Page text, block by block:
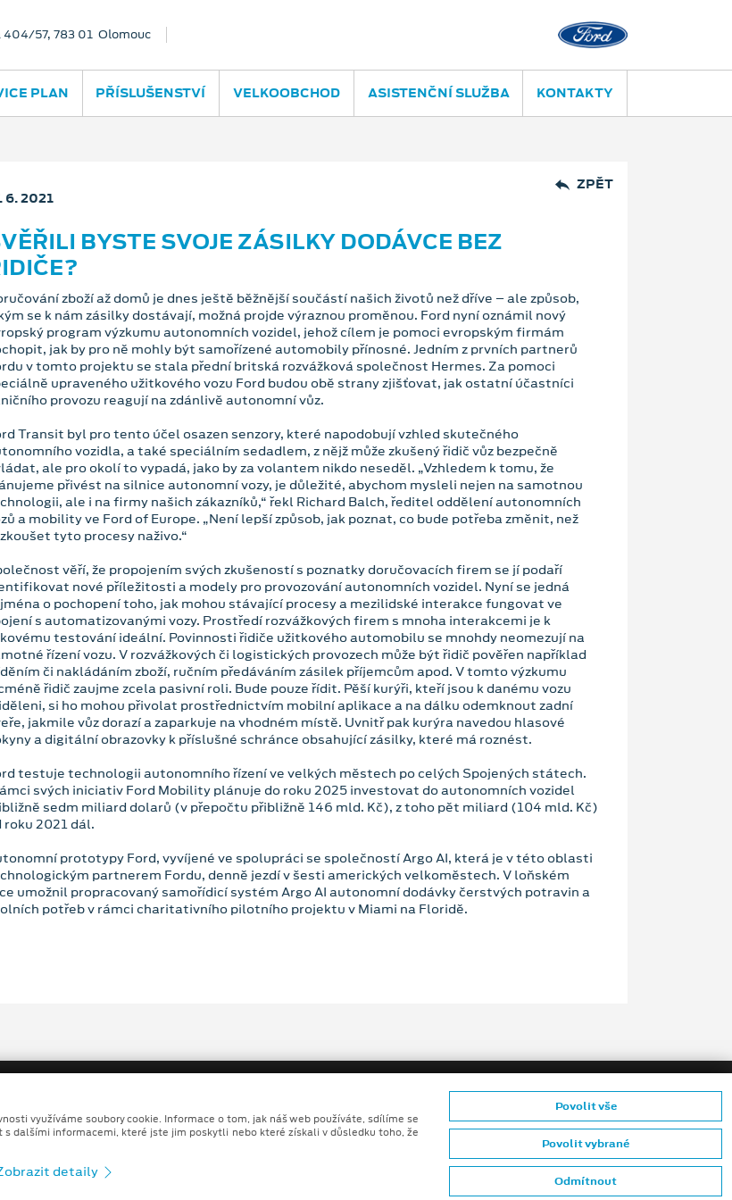
404/57, 783 01 Olomouc
PLAN PŘÍSLUŠENSTVÍ VELKOOBCHOD ASISTENČNÍ SLUŽBA KONTAKTY
ZPĚT
6. 2021
BYSTE SVOJE ZÁSILKY DODÁVCE BEZ
zboží až domů je dnes ještě běžnější součástí našich životů než dříve – ale způsob,
se k nám zásilky dostávají, možná projde výraznou proměnou. Ford nyní oznámil nový
program výzkumu autonomních vozidel, jehož cílem je pomoci evropským firmám
jak by pro ně mohly být samořízené automobily přínosné. Jedním z prvních partnerů
v tomto projektu se stala přední britská rozvážková společnost Hermes. Za pomoci
upraveného užitkového vozu Ford budou obě strany zjišťovat, jak ostatní účastníci
provozu reagují na zdánlivě autonomní vůz.
Transit byl pro tento účel osazen senzory, které napodobují vzhled skutečného
vozidla, a také speciálním sedadlem, z nějž může zkušený řidič vůz bezpečně
ale pro okolí to vypadá, jako by za volantem nikdo neseděl. „Vzhledem k tomu, že
přivést na silnice autonomní vozy, je důležité, abychom mysleli nejen na samotnou
ale i na firmy našich zákazníků,“ řekl Richard Balch, ředitel oddělení autonomních
a mobility ve Ford of Europe. „Není lepší způsob, jak poznat, co bude potřeba změnit, než
tyto procesy naživo.“
věří, že propojením svých zkušeností s poznatky doručovacích firem se jí podaří
nové příležitosti a modely pro provozování autonomních vozidel. Nyní se jedná
o pochopení toho, jak mohou stávající procesy a mezilidské interakce fungovat ve
s automatizovanými vozy. Prostředí rozvážkových firem s mnoha interakcemi je k
testování ideální. Povinnosti řidiče užitkového automobilu se mnohdy neomezují na
řízení vozu. V rozvážkových či logistických provozech může být řidič pověřen například
či nakládáním zboží, ručním předáváním zásilek příjemcům apod. V tomto výzkumu
řidič zaujme zcela pasivní roli. Bude pouze řídit. Pěší kurýři, kteří jsou k danému vozu
si ho mohou přivolat prostřednictvím mobilní aplikace a na dálku odemknout zadní
jakmile vůz dorazí a zaparkuje na vhodném místě. Uvnitř pak kurýra navedou hlasové
a digitální obrazovky k příslušné schránce obsahující zásilky, které má roznést.
testuje technologii autonomního řízení ve velkých městech po celých Spojených státech.
svých iniciativ Ford Mobility plánuje do roku 2025 investovat do autonomních vozidel
sedm miliard dolarů (v přepočtu přibližně 146 mld. Kč), z toho pět miliard (104 mld. Kč)
roku 2021 dál.
prototypy Ford, vyvíjené ve spolupráci se společností Argo AI, která je v této oblasti
partnerem Fordu, denně jezdí v šesti amerických velkoměstech. V loňském
umožnil propracovaný samořídicí systém Argo AI autonomní dodávky čerstvých potravin a
potřeb v rámci charitativního pilotního projektu v Miami na Floridě.
osobních údajů
využíváme soubory cookie. Informace o tom, jak náš web používáte, sdílíme se
dalšími informacemi, které jste jim poskytli nebo které získali v důsledku toho, že
detaily
Odmítnout
Povolit vybrané
Povolit vše